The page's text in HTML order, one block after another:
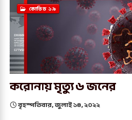
কোভিড ১৯
করোনায় মৃত্যু ৬ জনের
বৃহস্পতিবার, জুলাই ১৪, ২০২২